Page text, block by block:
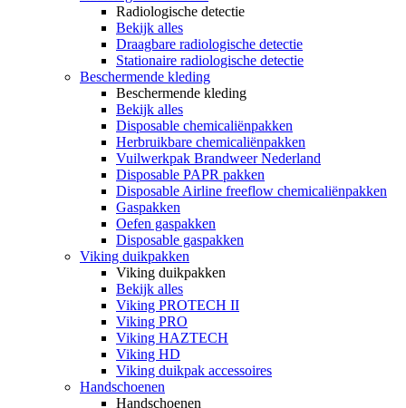
Radiologische detectie
Bekijk alles
Draagbare radiologische detectie
Stationaire radiologische detectie
Beschermende kleding
Beschermende kleding
Bekijk alles
Disposable chemicaliënpakken
Herbruikbare chemicaliënpakken
Vuilwerkpak Brandweer Nederland
Disposable PAPR pakken
Disposable Airline freeflow chemicaliënpakken
Gaspakken
Oefen gaspakken
Disposable gaspakken
Viking duikpakken
Viking duikpakken
Bekijk alles
Viking PROTECH II
Viking PRO
Viking HAZTECH
Viking HD
Viking duikpak accessoires
Handschoenen
Handschoenen